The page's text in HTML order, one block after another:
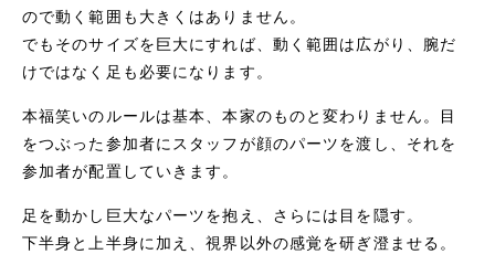
ので動く範囲も大きくはありません。
でもそのサイズを巨大にすれば、動く範囲は広がり、腕だ
けではなく足も必要になります。
本福笑いのルールは基本、本家のものと変わりません。目
をつぶった参加者にスタッフが顔のパーツを渡し、それを
参加者が配置していきます。
足を動かし巨大なパーツを抱え、さらには目を隠す。
下半身と上半身に加え、視界以外の感覚を研ぎ澄ませる。